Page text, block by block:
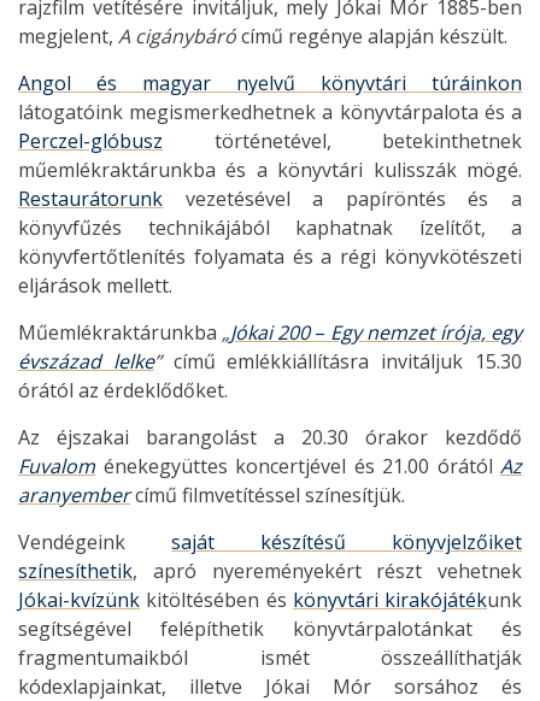
rajzfilm vetítésére invitáljuk, mely Jókai Mór 1885-ben
megjelent, A cigánybárócímű regénye alapján készült.
Angol és magyar nyelvű könyvtári túráinkon
látogatóink megismerkedhetnek a könyvtárpalota és a
Perczel-glóbusz történetével, betekinthetnek
műemlékraktárunkba és a könyvtári kulisszák mögé.
Restaurátorunk vezetésével a papíröntés és a
könyvfűzés technikájából kaphatnak ízelítőt, a
könyvfertőtlenítés folyamata és a régi könyvkötészeti
eljárások mellett.
Műemlékraktárunkba „Jókai 200– Egy nemzet írója, egy
évszázad lelke” című emlékkiállításra invitáljuk 15.30
órától az érdeklődőket.
Az éjszakai barangolást a 20.30 órakor kezdődő
Fuvalom énekegyüttes koncertjével és 21.00 órától Az
aranyembercímű filmvetítéssel színesítjük.
Vendégeink saját készítésű könyvjelzőiket
színesíthetik, apró nyereményekért részt vehetnek
Jókai-kvízünk kitöltésében és könyvtári kirakójátékunk
segítségével felépíthetik könyvtárpalotánkat és
fragmentumaikból ismét összeállíthatják
kódexlapjainkat, illetve Jókai Mór sorsához és